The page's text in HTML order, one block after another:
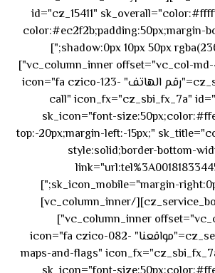
id="cz_15411"
color:#ec2f2b;padding:50px;margin-
shadow:0px 10px 50px rgba(236,47,43,0.3);"]
[vc_row_inner][vc_column_inner offset="vc_col-md-4"]
[cz_service_box title="رقم الهاتف" icon="fa czico-123-
call" icon_fx="cz_sbi_fx_7a"
sk_icon="font-
top:-20px;margin-left:-15px;"
style:solid;border-bottom-
sk_icon_mobile="margin-
[/cz_service_box][/vc_column_inner]
[vc_column_inner offset="vc_col-md-4"]
[cz_service_box title="مواقعنا" icon="fa czico-082-
maps-and-flags"